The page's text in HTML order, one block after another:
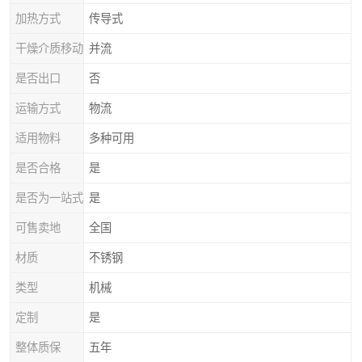
加热方式 传导式
干燥介质移动 并流
是否出口 否
运输方式 物流
适用物料 多种可用
是否合格 是
是否为一站式 是
可售卖地 全国
材质 不锈钢
类型 机械
定制 是
整体质保 五年